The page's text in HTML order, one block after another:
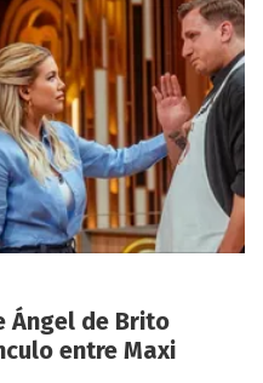
Ángel de Brito
entre Maxi